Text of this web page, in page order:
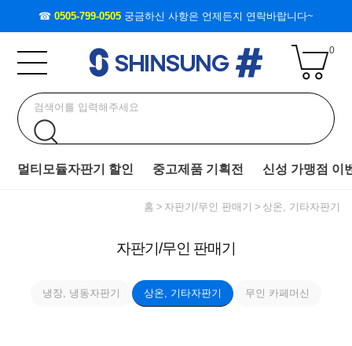
☎ 0505-799-0505 궁금하신 사항은 언제든지 연락바랍니다~
0
멀티모듈자판기 할인 중고제품 기획전 신성 가맹점 이
홈 자판기/무인 판매기 상온, 기타자판기
자판기/무인 판매기
냉장, 냉동자판기 상온, 기타자판기 무인 카페머신